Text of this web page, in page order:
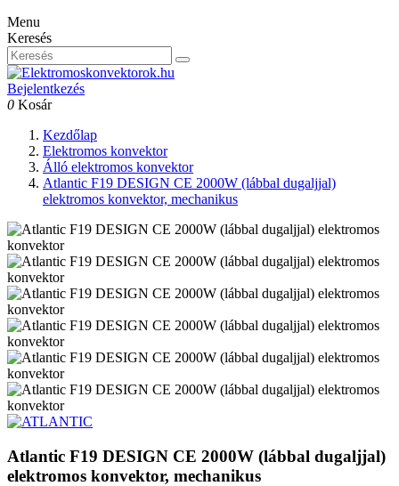
Menu
Keresés
Bejelentkezés
0 Kosár
Kezdőlap
Elektromos konvektor
Álló elektromos konvektor
Atlantic F19 DESIGN CE 2000W (lábbal dugaljjal)
elektromos konvektor, mechanikus
Atlantic F19 DESIGN CE 2000W (lábbal dugaljjal)
elektromos konvektor, mechanikus